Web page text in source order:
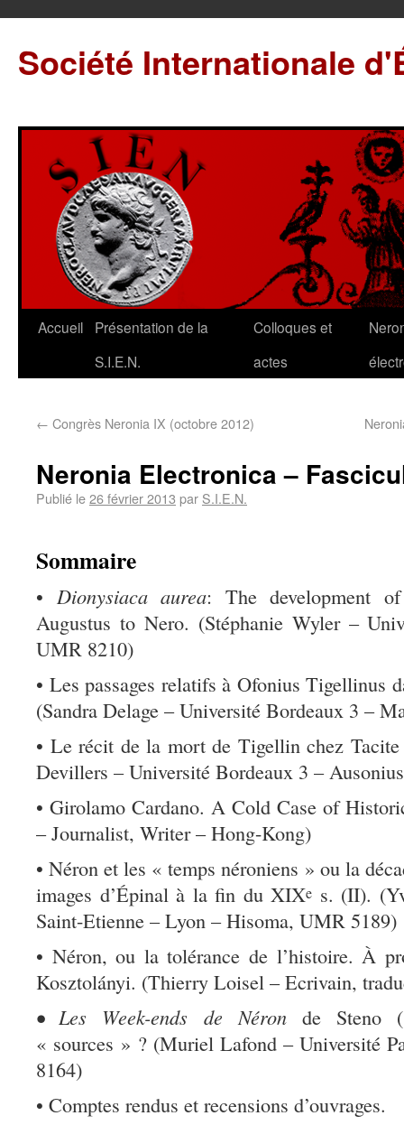
Société Internationale
Accueil
Présentation de la
S.I.E.N.
Colloques et
actes
← Congrès Neronia IX (octobre 2012)
Neronia Electronica –
Publié le26 février 2013 par S.I.E.N.
Sommaire
• Dionysiaca aurea: The development
Augustus to Nero. (Stéphanie Wyler –
UMR 8210)
• Les passages relatifs à Ofonius Tigellinus
(Sandra Delage – Université Bordeaux 3 –
• Le récit de la mort de Tigellin chez
Devillers – Université Bordeaux 3 –
• Girolamo Cardano. A Cold Case of
– Journalist, Writer – Hong-Kong)
• Néron et les « temps néroniens » ou la
images d’Épinal à la fin du XIXe s. (II).
Saint-Etienne – Lyon – Hisoma, UMR 5189)
• Néron, ou la tolérance de l’histoire. À
Kosztolányi. (Thierry Loisel – Ecrivain,
• Les Week-ends de Néronde Steno
« sources » ? (Muriel Lafond – Université
8164)
• Comptes rendus et recensions d’ouvrages.